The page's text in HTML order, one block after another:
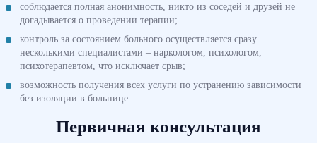
соблюдается полная анонимность, никто из соседей и друзей не
догадывается о проведении терапии;
контроль за состоянием больного осуществляется сразу
несколькими специалистами – наркологом, психологом,
психотерапевтом, что исключает срыв;
возможность получения всех услуги по устранению зависимости
без изоляции в больнице.
Первичная консультация